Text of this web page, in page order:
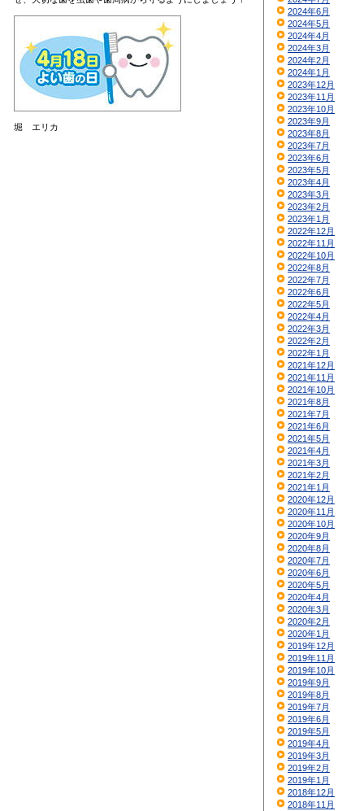
堀 エリカ
2024年6月
2024年5月
2024年4月
2024年3月
2024年2月
2024年1月
2023年12月
2023年11月
2023年10月
2023年9月
2023年8月
2023年7月
2023年6月
2023年5月
2023年4月
2023年3月
2023年2月
2023年1月
2022年12月
2022年11月
2022年10月
2022年8月
2022年7月
2022年6月
2022年5月
2022年4月
2022年3月
2022年2月
2022年1月
2021年12月
2021年11月
2021年10月
2021年8月
2021年7月
2021年6月
2021年5月
2021年4月
2021年3月
2021年2月
2021年1月
2020年12月
2020年11月
2020年10月
2020年9月
2020年8月
2020年7月
2020年6月
2020年5月
2020年4月
2020年3月
2020年2月
2020年1月
2019年12月
2019年11月
2019年10月
2019年9月
2019年8月
2019年7月
2019年6月
2019年5月
2019年4月
2019年3月
2019年2月
2019年1月
2018年12月
2018年11月